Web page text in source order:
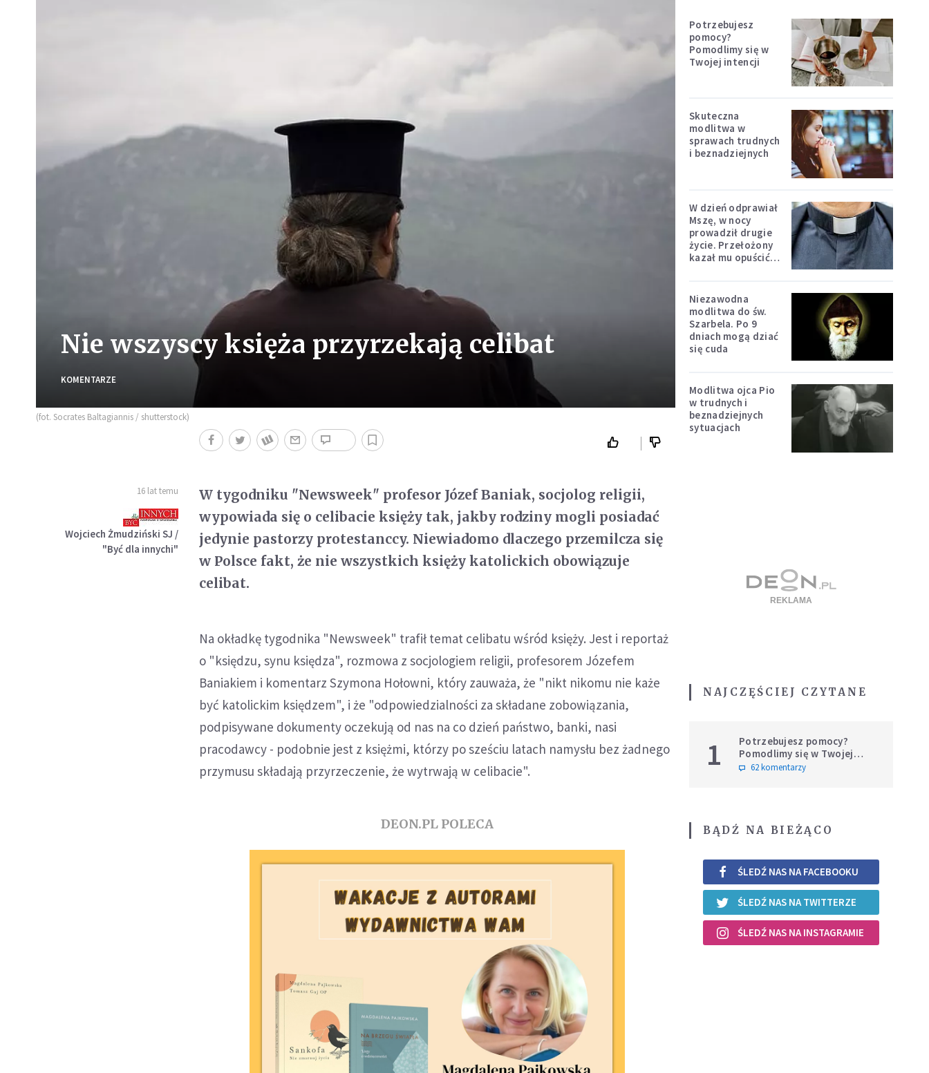
Nie wszyscy księża przyrzekają celibat
KOMENTARZE
(fot. Socrates Baltagiannis / shutterstock)
16 lat temu
Wojciech Żmudziński SJ /
"Być dla innychi"
W tygodniku "Newsweek" profesor Józef Baniak, socjolog religii,
wypowiada się o celibacie księży tak, jakby rodziny mogli posiadać
jedynie pastorzy protestanccy. Niewiadomo dlaczego przemilcza się
w Polsce fakt, że nie wszystkich księży katolickich obowiązuje
celibat.
Na okładkę tygodnika "Newsweek" trafił temat celibatu wśród księży. Jest i reportaż
o "księdzu, synu księdza", rozmowa z socjologiem religii, profesorem Józefem
Baniakiem i komentarz Szymona Hołowni, który zauważa, że "nikt nikomu nie każe
być katolickim księdzem", i że "odpowiedzialności za składane zobowiązania,
podpisywane dokumenty oczekują od nas na co dzień państwo, banki, nasi
pracodawcy - podobnie jest z księżmi, którzy po sześciu latach namysłu bez żadnego
przymusu składają przyrzeczenie, że wytrwają w celibacie".
DEON.PL POLECA
Potrzebujesz
pomocy?
Pomodlimy się w
Twojej intencji
Skuteczna
modlitwa w
sprawach trudnych
i beznadziejnych
W dzień odprawiał
Mszę, w nocy
prowadził drugie
życie. Przełożony
kazał mu opuścić
Niezawodna
modlitwa do św.
Szarbela. Po 9
dniach mogą dziać
się cuda
Modlitwa ojca Pio
w trudnych i
beznadziejnych
sytuacjach
NAJCZĘŚCIEJ CZYTANE
1
Potrzebujesz pomocy?
Pomodlimy się w Twojej
intencji
62 komentarzy
BĄDŹ NA BIEŻĄCO
ŚLEDŹ NAS NA FACEBOOKU
ŚLEDŹ NAS NA TWITTERZE
ŚLEDŹ NAS NA INSTAGRAMIE